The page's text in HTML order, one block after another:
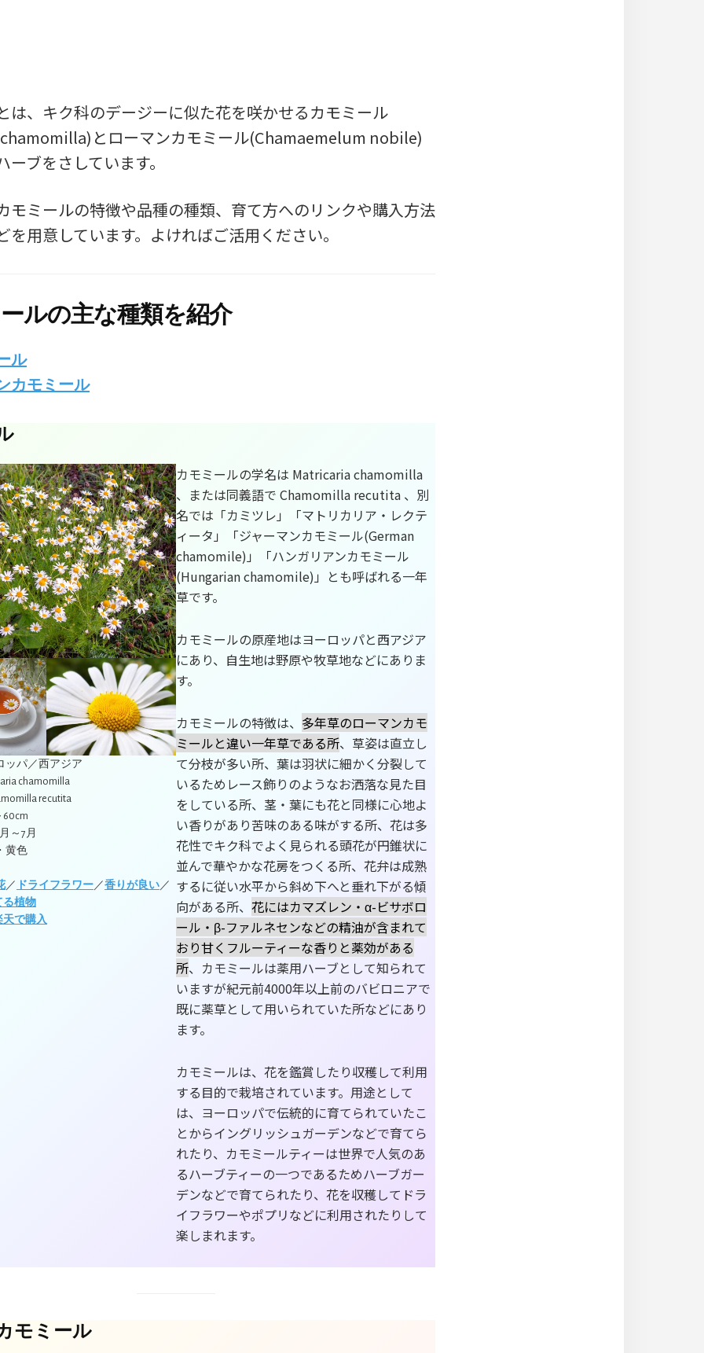
は、キク科のデージーに似た花を咲かせるカモミール
とローマンカモミール(Chamaemelum nobile)
ブをさしています。
モミールの特徴や品種の種類、育て方へのリンクや購入方法
を用意しています。よければご活用ください。
ルの主な種類を紹介
ル
カモミール
ッパ／西アジア
chamomilla
recutita
60cm
～7月
黄色
／ ドライフラワー／香りが良い／
植物
天で購入
カモミールの学名は Matricaria chamomilla
、または同義語で Chamomilla recutita 、別
名では「カミツレ」「マトリカリア・レクテ
ィータ」「ジャーマンカモミール(German
chamomile)」「ハンガリアンカモミール
(Hungarian chamomile)」とも呼ばれる一年
草です。
カモミールの原産地はヨーロッパと西アジア
にあり、自生地は野原や牧草地などにありま
す。
カモミールの特徴は、 多年草のローマンカモ
ミールと違い一年草である所、草姿は直立し
て分枝が多い所、葉は羽状に細かく分裂して
いるためレース飾りのようなお洒落な見た目
をしている所、茎・葉にも花と同様に心地よ
い香りがあり苦味のある味がする所、花は多
花性でキク科でよく見られる頭花が円錐状に
並んで華やかな花房をつくる所、花弁は成熟
するに従い水平から斜め下へと垂れ下がる傾
向がある所、 花にはカマズレン・α-ビサボロ
ール・β-ファルネセンなどの精油が含まれて
おり甘くフルーティーな香りと薬効がある
所、カモミールは薬用ハーブとして知られて
いますが紀元前4000年以上前のバビロニアで
既に薬草として用いられていた所などにあり
ます。
カモミールは、花を鑑賞したり収穫して利用
する目的で栽培されています。用途として
は、ヨーロッパで伝統的に育てられていたこ
とからイングリッシュガーデンなどで育てら
れたり、カモミールティーは世界で人気のあ
るハーブティーの一つであるためハーブガー
デンなどで育てられたり、花を収穫してドラ
イフラワーやポプリなどに利用されたりして
楽しまれます。
モミール